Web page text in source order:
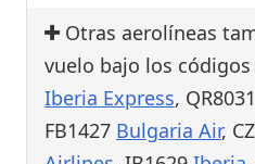
Otras aerolíneas
vuelo bajo los
Iberia Express, QR8031
FB1427 Bulgaria Air,